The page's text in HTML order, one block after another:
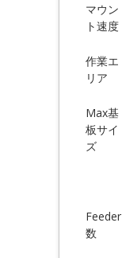
マウン
ト速度
作業エ
リア
Max基
板サイ
ズ
Feeder
数